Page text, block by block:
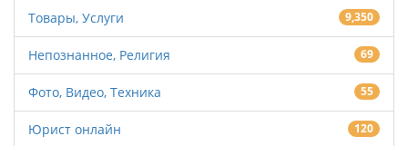
Товары, Услуги 9,350
Непознанное, Религия 69
Фото, Видео, Техника 55
Юрист онлайн 120